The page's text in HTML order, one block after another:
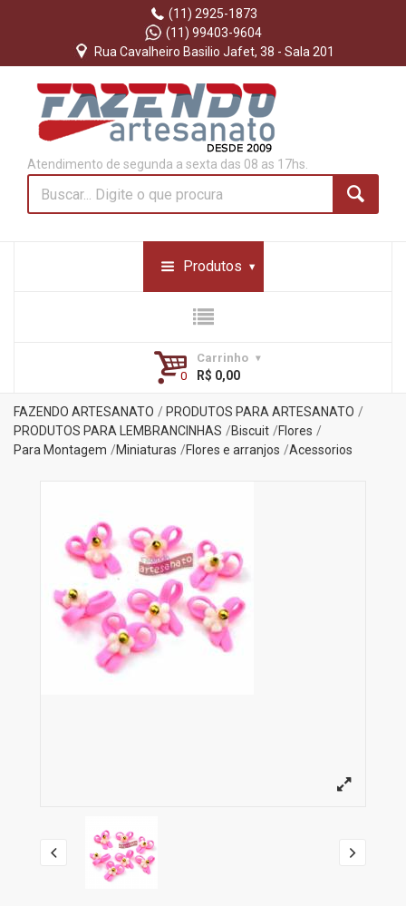
(11) 2925-1873
(11) 99403-9604
Rua Cavalheiro Basilio Jafet, 38 - Sala 201
Atendimento de segunda a sexta das 08 as 17hs.
Produtos
Carrinho
R$ 0,00
FAZENDO ARTESANATO
PRODUTOS PARA ARTESANATO
PRODUTOS PARA LEMBRANCINHAS
Biscuit
Flores
Para Montagem
Miniaturas Flores e arranjos Acessorios